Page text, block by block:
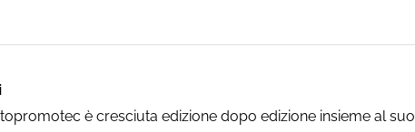
è cresciuta edizione dopo edizione insieme al suo